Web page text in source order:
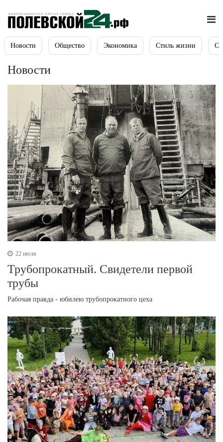
Новости Общество Экономика Стиль жизни
Новости
22 июля
Трубопрокатный. Свидетели первой
трубы
Рабочая правда - юбилею трубопрокатного цеха